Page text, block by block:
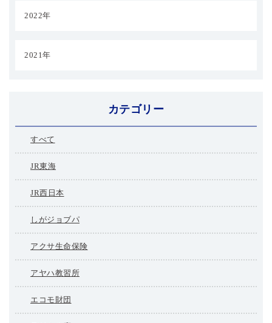
2022年
2021年
カテゴリー
すべて
JR東海
JR西日本
しがジョブパ
アクサ生命保険
アヤハ教習所
エコモ財団